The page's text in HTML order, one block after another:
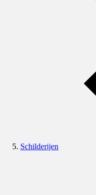
Schilderijen